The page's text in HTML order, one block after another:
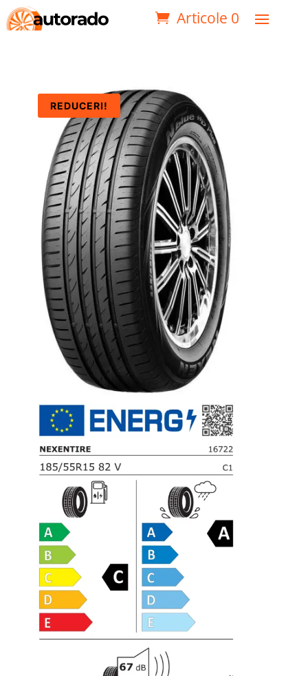
Articole 0
REDUCERI!